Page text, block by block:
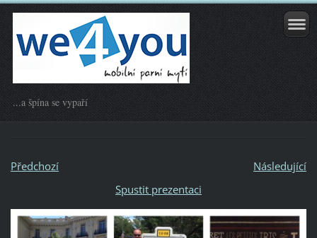
...a špína se vypaří
Předchozí
Následující
Spustit prezentaci